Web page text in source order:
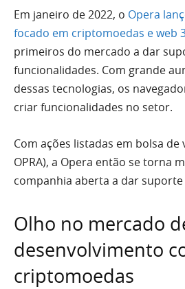
Em janeiro de 2022, o Opera
focado em criptomoedas e web
primeiros do mercado a dar
funcionalidades. Com grande
dessas tecnologias, os
criar funcionalidades no setor.
Com ações listadas em bolsa de
OPRA), a Opera então se torna
companhia aberta a dar
Olho no mercado
desenvolvimento
criptomoedas